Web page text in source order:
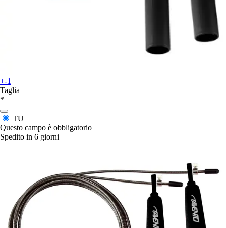
+-1
Taglia
*
TU
Questo campo è obbligatorio
Spedito in 6 giorni